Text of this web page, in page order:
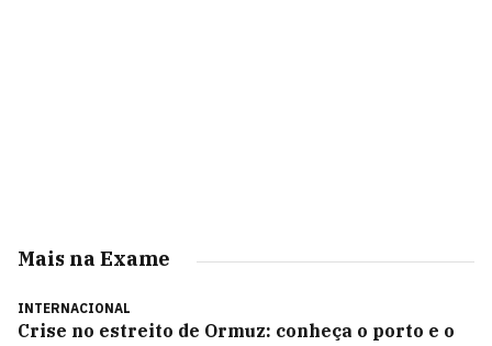
Mais na Exame
INTERNACIONAL
Crise no estreito de Ormuz: conheça o porto e o